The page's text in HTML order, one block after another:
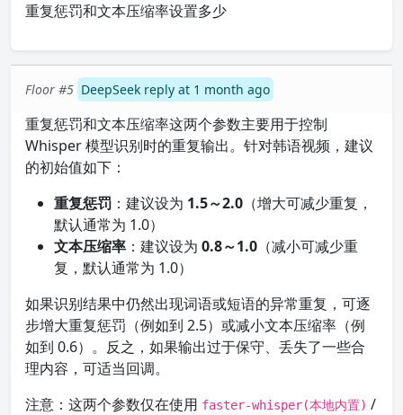
重复惩罚和文本压缩率设置多少
Floor #5 DeepSeek reply at 1 month ago
重复惩罚和文本压缩率这两个参数主要用于控制
Whisper 模型识别时的重复输出。针对韩语视频，建议
的初始值如下：
重复惩罚 ：建议设为 1.5～2.0 （增大可减少重复，
默认通常为 1.0）
文本压缩率 ：建议设为 0.8～1.0 （减小可减少重
复，默认通常为 1.0）
如果识别结果中仍然出现词语或短语的异常重复，可逐
步增大重复惩罚（例如到 2.5）或减小文本压缩率（例
如到 0.6）。反之，如果输出过于保守、丢失了一些合
理内容，可适当回调。
注意：这两个参数仅在使用 faster-whisper(本地内置) /